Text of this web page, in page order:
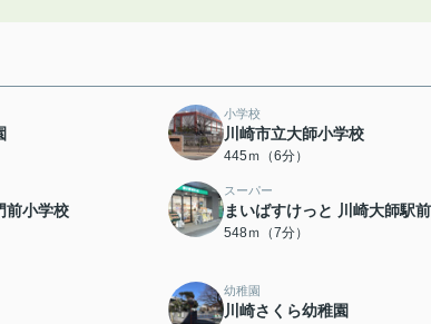
小学校
川崎市立大師小学校
445ｍ（6分）
前小学校
スーパー
まいばすけっと 川崎大師駅
548ｍ（7分）
幼稚園
川崎さくら幼稚園